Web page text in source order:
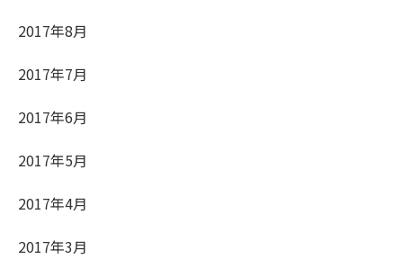
2017年8月
2017年7月
2017年6月
2017年5月
2017年4月
2017年3月